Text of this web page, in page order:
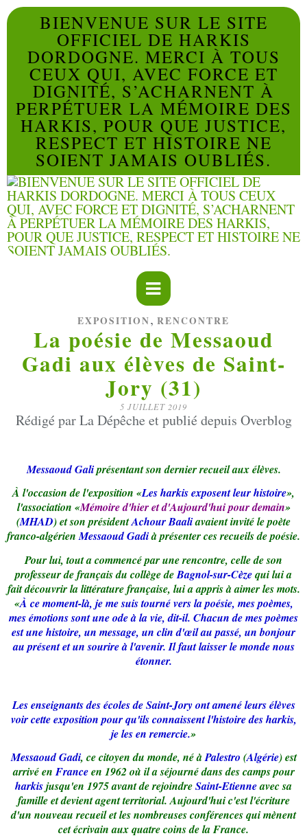
BIENVENUE SUR LE SITE
OFFICIEL DE HARKIS
DORDOGNE. MERCI À TOUS
CEUX QUI, AVEC FORCE ET
DIGNITÉ, S’ACHARNENT À
PERPÉTUER LA MÉMOIRE DES
HARKIS, POUR QUE JUSTICE,
RESPECT ET HISTOIRE NE
SOIENT JAMAIS OUBLIÉS.
EXPOSITION, RENCONTRE
La poésie de Messaoud
Gadi aux élèves de Saint-
Jory (31)
5 JUILLET 2019
Rédigé par La Dépêche et publié depuis Overblog
Messaoud Galiprésentant son dernier recueil aux élèves.
À l'occasion de l'exposition «Les harkis exposent leur histoire»,
l'association «Mémoire d'hier et d'Aujourd'hui pour demain»
(MHAD) et son présidentAchour Baaliavaient invité le poète
franco-algérienMessaoud Gadià présenter ces recueils de poésie.
Pour lui, tout a commencé par une rencontre, celle de son
professeur de français du collège deBagnol-sur-Cèzequi lui a
fait découvrir la littérature française, lui a appris à aimer les mots.
«À ce moment-là, je me suis tourné vers la poésie, mes poèmes,
mes émotions sont une ode à la vie, dit-il. Chacun de mes poèmes
est une histoire, un message, un clin d'œil au passé, un bonjour
au présent et un sourire à l'avenir. Il faut laisser le monde nous
étonner.
Les enseignants des écoles de Saint-Jory ont amené leurs élèves
voir cette exposition pour qu'ils connaissent l'histoire des harkis,
je les en remercie.»
Messaoud Gadi, ce citoyen du monde, né àPalestro (Algérie) est
arrivé enFranceen 1962 où il a séjourné dans des camps pour
harkisjusqu'en 1975 avant de rejoindreSaint-Etienneavec sa
famille et devient agent territorial. Aujourd'hui c'est l'écriture
d'un nouveau recueil et les nombreuses conférences qui mènent
cet écrivain aux quatre coins de la France.